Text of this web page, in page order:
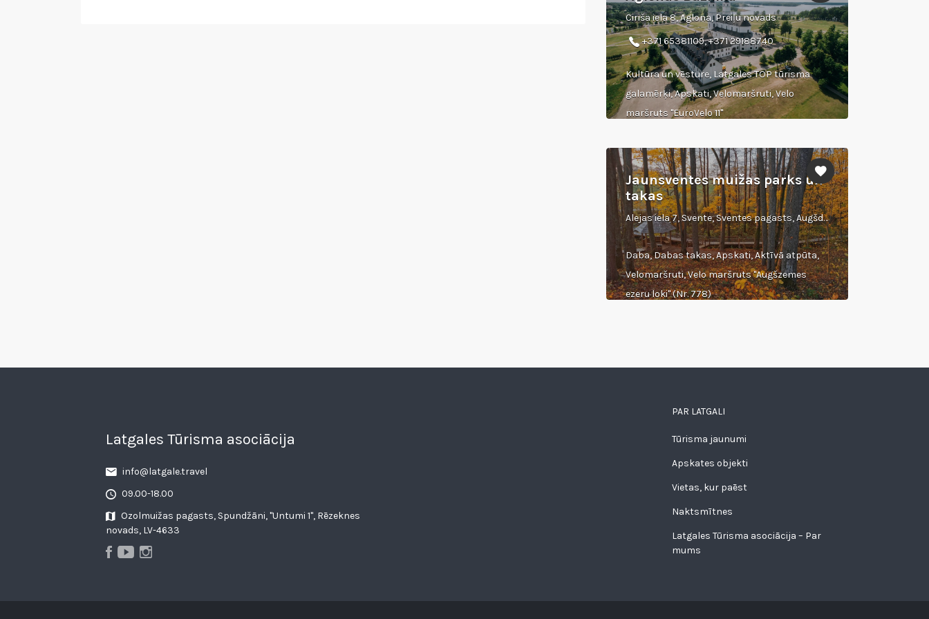
Ciriša iela 8, Aglona, Preiļu novads
+371 65381109, +371 29188740
Kultūra un vēsture, Latgales TOP tūrisma
galamērķi, Apskati, Velomaršruti, Velo
maršruts "EuroVelo 11"
Jaunsventes muižas parks un
takas
Alejas iela 7, Svente, Sventes pagasts, Augšdaugavas novads
Daba, Dabas takas, Apskati, Aktīvā atpūta,
Velomaršruti, Velo maršruts "Augšzemes
ezeru loki" (Nr. 778)
Latgales Tūrisma asociācija
info@latgale.travel
09.00-18.00
Ozolmuižas pagasts, Spundžāni, "Untumi 1", Rēzeknes
novads, LV-4633
PAR LATGALI
Tūrisma jaunumi
Apskates objekti
Vietas, kur paēst
Naktsmītnes
Latgales Tūrisma asociācija – Par
mums